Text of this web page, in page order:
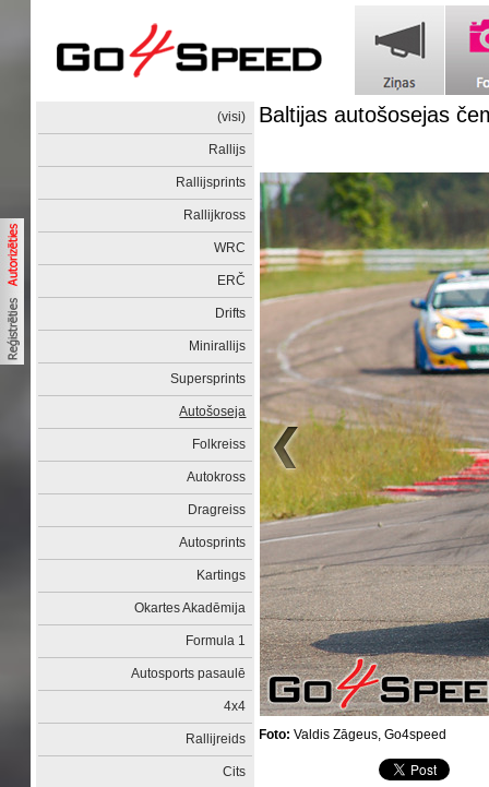
(visi)
Rallijs
Rallijsprints
Rallijkross
WRC
ERČ
Drifts
Minirallijs
Supersprints
Autošoseja
Folkreiss
Autokross
Dragreiss
Autosprints
Kartings
Okartes Akadēmija
Formula 1
Autosports pasaulē
4x4
Rallijreids
Cits
Baltijas autošosejas
Foto: Valdis Zāgeus, Go4speed